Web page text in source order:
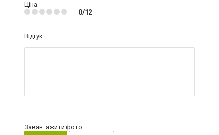
Ціна
0/12
Відгук:
Завантажити фото: